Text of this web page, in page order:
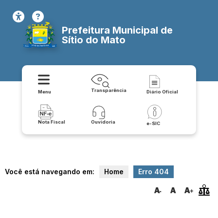
Prefeitura Municipal de
Sítio do Mato
Menu Transparência Diário Oficial
Nota Fiscal Ouvidoria e-SIC
Você está navegando em: Home Erro 404